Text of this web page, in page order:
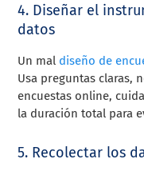
4. Diseñar el
datos
Un mal diseño de
Usa preguntas claras,
encuestas online,
la duración total para
5. Recolectar los